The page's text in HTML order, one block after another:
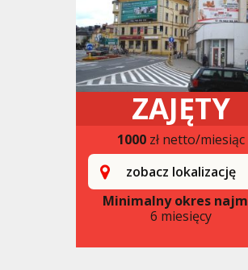
ZAJĘTY
1000 zł netto/miesiąc
zobacz lokalizację
Minimalny okres
6 miesięcy